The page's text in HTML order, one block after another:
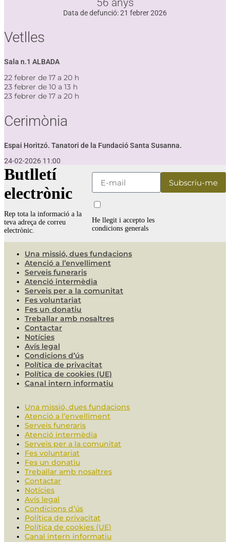
Data de defunció: 21 febrer 2026
Vetlles
Sala n.1 ALBADA
22 febrer de 17 a 20 h
23 febrer de 10 a 13 h
23 febrer de 17 a 20 h
Cerimònia
Espai Horitzó. Tanatori de la Fundació Santa Susanna.
24-02-2026 11:00
Butlletí
electrònic
Rep tota la informació a la
teva adreça de correu
electrònic.
He llegit i accepto les
condicions generals
Una missió, dues fundacions
Atenció a l’envelliment
Serveis funeraris
Atenció intermèdia
Serveis per a la comunitat
Fes voluntariat
Fes un donatiu
Treballar amb nosaltres
Contactar
Notícies
Avís legal
Condicions d’ús
Política de privacitat
Política de cookies (UE)
Canal intern informatiu
Una missió, dues fundacions
Atenció a l’envelliment
Serveis funeraris
Atenció intermèdia
Serveis per a la comunitat
Fes voluntariat
Fes un donatiu
Treballar amb nosaltres
Contactar
Notícies
Avís legal
Condicions d’ús
Política de privacitat
Política de cookies (UE)
Canal intern informatiu